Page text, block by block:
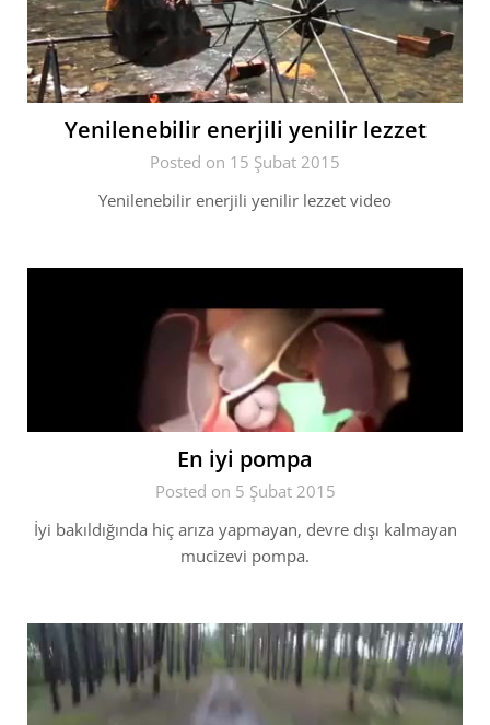
Yenilenebilir enerjili yenilir lezzet
Posted on 15 Şubat 2015
Yenilenebilir enerjili yenilir lezzet video
En iyi pompa
Posted on 5 Şubat 2015
İyi bakıldığında hiç arıza yapmayan, devre dışı kalmayan
mucizevi pompa.